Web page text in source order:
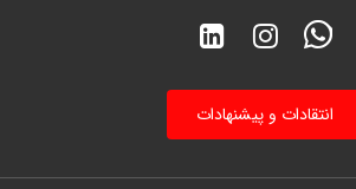
انتقادات و پیشنهادات